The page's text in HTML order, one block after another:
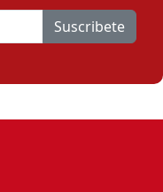
Suscribete